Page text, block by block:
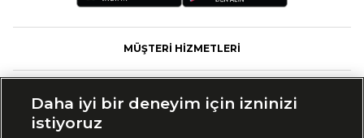
MÜŞTERİ HİZMETLERİ
Daha iyi bir deneyim için izninizi
istiyoruz